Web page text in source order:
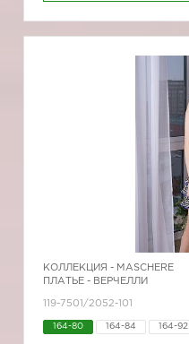
КОЛЛЕКЦИЯ - MASCHERE
ПЛАТЬЕ - ВЕРЧЕЛЛИ
119-7501/2052-101
164-80 164-84 164-92